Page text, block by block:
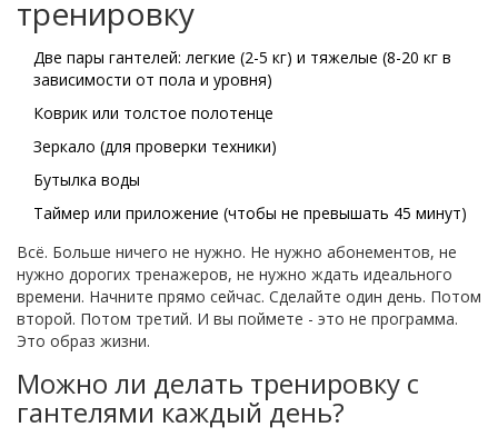
тренировку
Две пары гантелей: легкие (2-5 кг) и тяжелые (8-20 кг в
зависимости от пола и уровня)
Коврик или толстое полотенце
Зеркало (для проверки техники)
Бутылка воды
Таймер или приложение (чтобы не превышать 45 минут)
Всё. Больше ничего не нужно. Не нужно абонементов, не
нужно дорогих тренажеров, не нужно ждать идеального
времени. Начните прямо сейчас. Сделайте один день. Потом
второй. Потом третий. И вы поймете - это не программа.
Это образ жизни.
Можно ли делать тренировку с
гантелями каждый день?